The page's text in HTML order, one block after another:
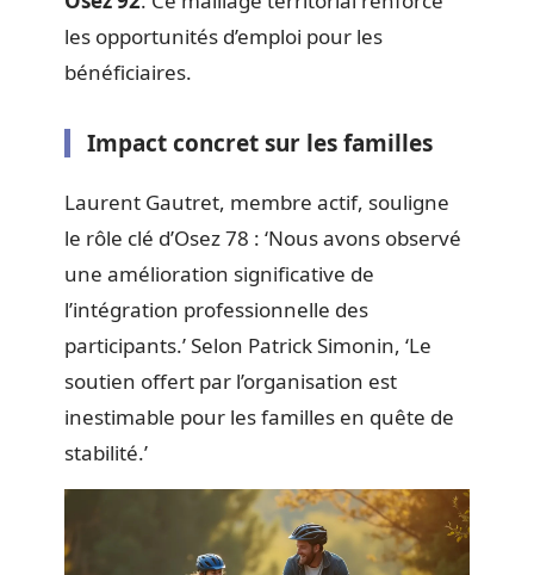
les opportunités d’emploi pour les
bénéficiaires.
Impact concret sur les familles
Laurent Gautret, membre actif, souligne
le rôle clé d’Osez 78 : ‘Nous avons observé
une amélioration significative de
l’intégration professionnelle des
participants.’ Selon Patrick Simonin, ‘Le
soutien offert par l’organisation est
inestimable pour les familles en quête de
stabilité.’